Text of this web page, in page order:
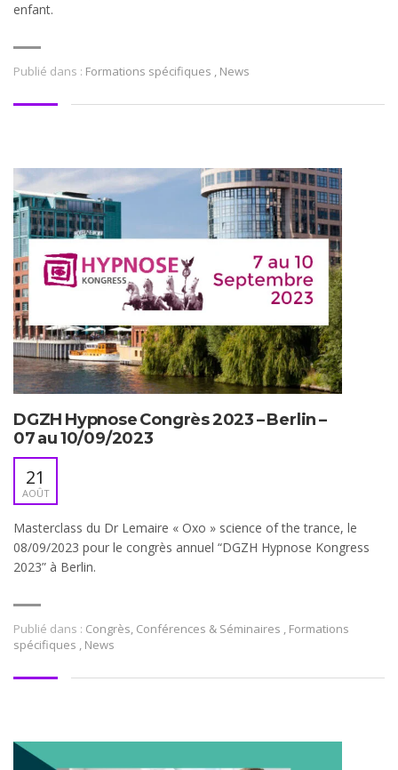
enfant.
Publié dans : Formations spécifiques , News
DGZH Hypnose Congrès 2023 – Berlin –
07 au 10/09/2023
21
AOÛT
Masterclass du Dr Lemaire « Oxo » science of the trance, le
08/09/2023 pour le congrès annuel “DGZH Hypnose Kongress
2023” à Berlin.
Publié dans : Congrès, Conférences & Séminaires , Formations
spécifiques , News